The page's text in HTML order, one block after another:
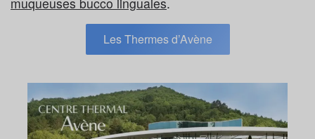
Les Thermes d’Avène